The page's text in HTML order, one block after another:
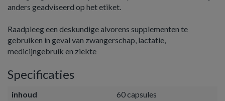
anders geadviseerd op het etiket.
Raadpleeg een deskundige alvorens supplementen te
gebruiken in geval van zwangerschap, lactatie,
medicijngebruik en ziekte
Specificaties
inhoud
60 capsules